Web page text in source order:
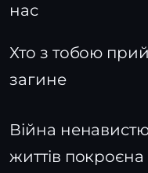
нас
Хто з тобою
загине
Війна
життів покроєна